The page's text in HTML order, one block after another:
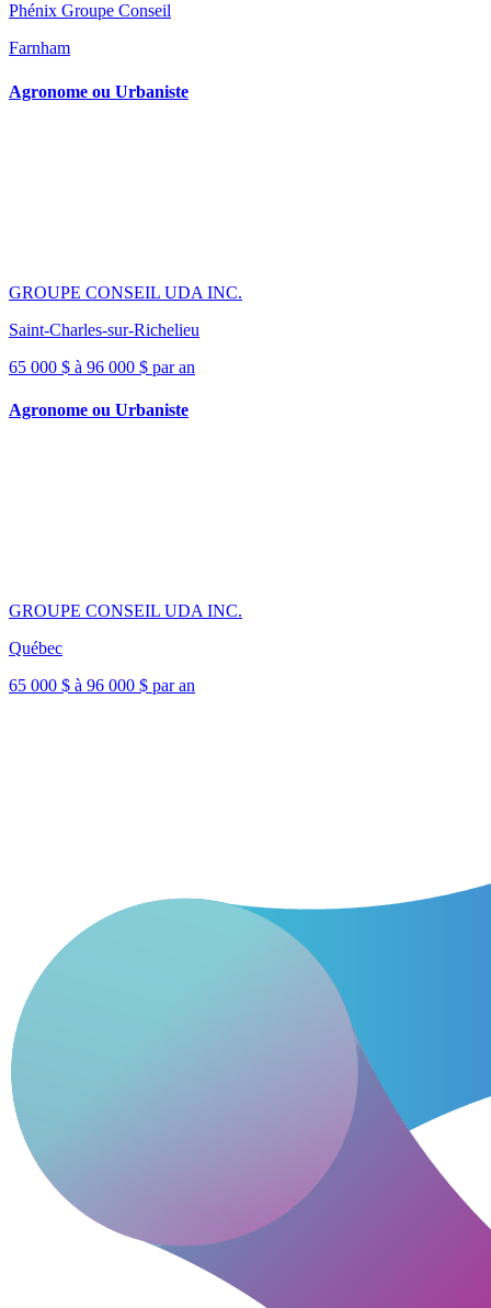
Phénix Groupe Conseil
Farnham
Agronome ou Urbaniste
GROUPE CONSEIL UDA INC.
Saint-Charles-sur-Richelieu
65 000 $ à 96 000 $ par an
Agronome ou Urbaniste
GROUPE CONSEIL UDA INC.
Québec
65 000 $ à 96 000 $ par an